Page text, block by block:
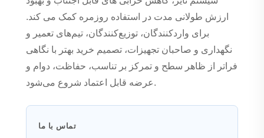
ارزش طولانی مدت در استفاده روزمره کمک می کند.
برای واردکنندگان، توزیع‌کنندگان، تیم‌های تعمیر و
نگهداری و صاحبان تجهیزات، تصمیم خرید بهتر با نگاهی
فراتر از ظاهر سطح و تمرکز بر تناسب، حفاظت، دوام و
عرضه قابل اعتماد شروع می‌شود.
تماس با ما